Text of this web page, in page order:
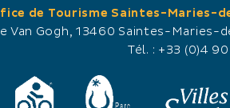
de Tourisme Saintes-Maries-
Van Gogh, 13460 Saintes-Maries-
Tél. : +33 (0)4